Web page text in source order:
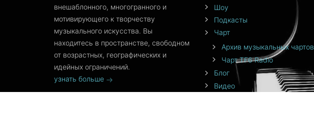
внешаблонного, многогранного и
мотивирующего к творчеству
музыкального искусства. Вы
находитесь в пространстве, свободном
от возрастных, географических и
идейных ограничений.
узнать больше
Шоу
Подкасты
Чарт
Архив музыкальных чартов
Чарт TF6 Radio
Блог
Видео